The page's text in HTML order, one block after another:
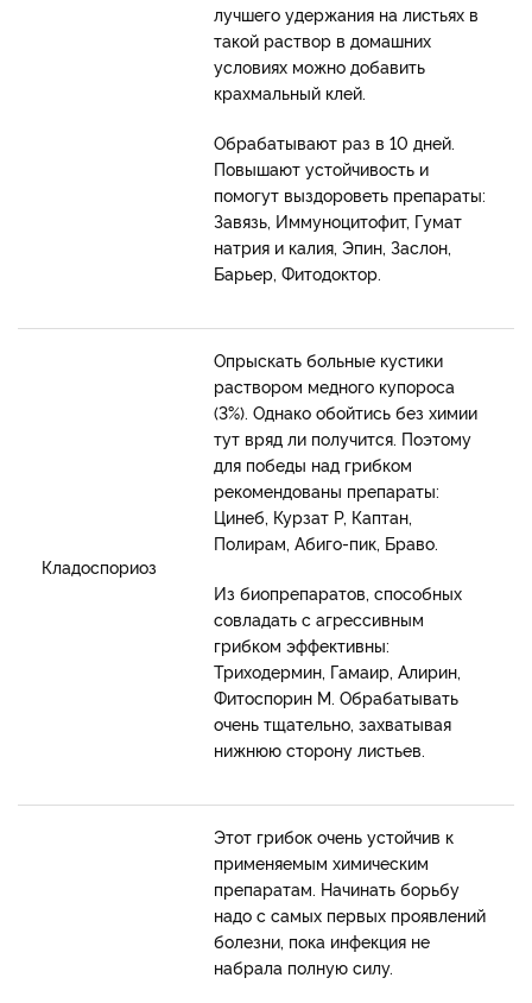
лучшего удержания на листьях в
такой раствор в домашних
условиях можно добавить
крахмальный клей.
Обрабатывают раз в 10 дней.
Повышают устойчивость и
помогут выздороветь препараты:
Завязь, Иммуноцитофит, Гумат
натрия и калия, Эпин, Заслон,
Барьер, Фитодоктор.
Кладоспориоз
Опрыскать больные кустики
раствором медного купороса
(3%). Однако обойтись без химии
тут вряд ли получится. Поэтому
для победы над грибком
рекомендованы препараты:
Цинеб, Курзат Р, Каптан,
Полирам, Абиго-пик, Браво.
Из биопрепаратов, способных
совладать с агрессивным
грибком эффективны:
Триходермин, Гамаир, Алирин,
Фитоспорин М. Обрабатывать
очень тщательно, захватывая
нижнюю сторону листьев.
Этот грибок очень устойчив к
применяемым химическим
препаратам. Начинать борьбу
надо с самых первых проявлений
болезни, пока инфекция не
набрала полную силу.